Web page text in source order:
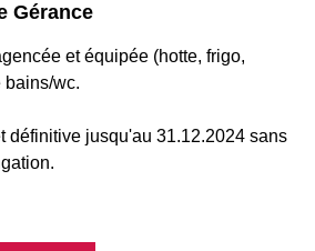
Gérance
et équipée (hotte, frigo,
bains/wc.
définitive jusqu'au 31.12.2024 sans